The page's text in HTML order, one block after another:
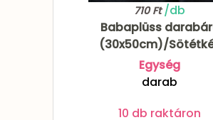
710 Ft/db
Babaplüss
(30x50cm)/
Egység
darab
10 db raktáron